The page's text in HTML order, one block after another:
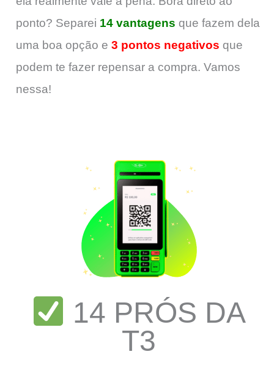
ponto? Separei 14 vantagens que fazem dela
uma boa opção e 3 pontos negativos que
podem te fazer repensar a compra. Vamos
nessa!
14 PRÓS DA
T3